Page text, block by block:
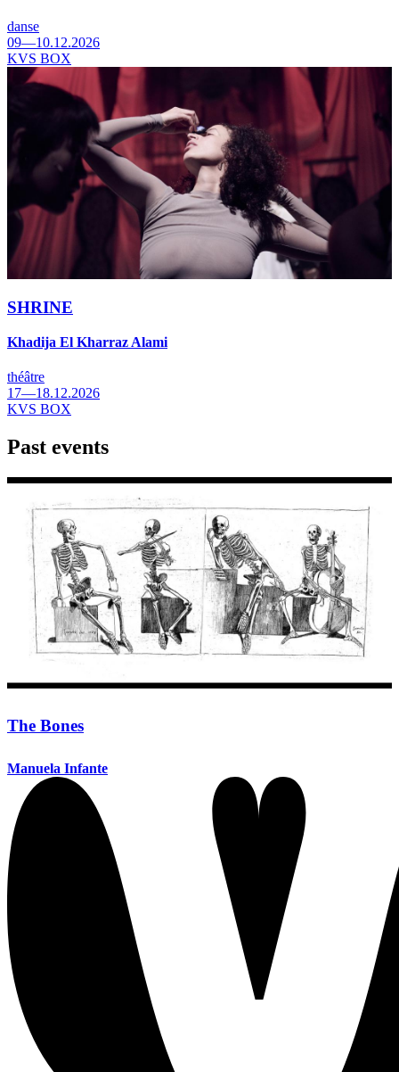
danse
09—10.12.2026
KVS BOX
SHRINE
Khadija El Kharraz Alami
théâtre
17—18.12.2026
KVS BOX
Past events
The Bones
Manuela Infante